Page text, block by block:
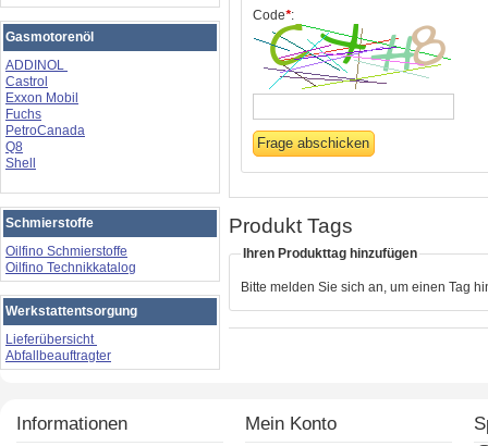
Code*:
Produkt Tags
Ihren Produkttag hinzufügen
Bitte melden Sie sich an, um einen Tag
Gasmotorenöl
ADDINOL
Castrol
Exxon Mobil
Fuchs
PetroCanada
Q8
Shell
Schmierstoffe
Oilfino Schmierstoffe
Oilfino Technikkatalog
Werkstattentsorgung
Lieferübersicht
Abfallbeauftragter
Informationen Mein Konto